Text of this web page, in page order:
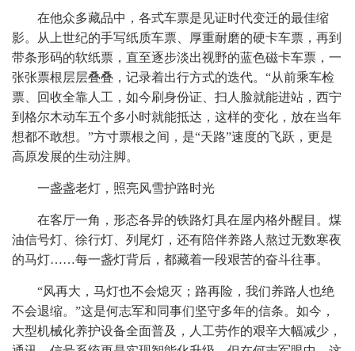
在他众多藏品中，各式车票是见证时代变迁的最佳缩
影。从上世纪的手写纸质车票、厚重耐磨的硬卡车票，再到
带条形码的软纸票，直至逐步淡出视野的蓝色磁卡车票，一
张张票根层层叠叠，记录着出行方式的迭代。“从前乘车检
票、回收全靠人工，如今刷身份证、扫人脸就能进站，西宁
到格尔木动车五个多小时就能抵达，这样的变化，放在当年
想都不敢想。”方寸票根之间，是“天路”速度的飞跃，更是
高原发展的生动注脚。
一盏盏老灯，照亮风雪护路时光
在客厅一角，形态各异的铁路灯具在屋内格外醒目。煤
油信号灯、徐行灯、列尾灯，还有陪伴养路人熬过无数寒夜
的马灯……每一盏灯背后，都藏着一段艰苦的奋斗往事。
“风再大，马灯也不会熄灭；路再险，我们养路人也绝
不会退缩。”这是何志军和同事们坚守多年的信条。如今，
大型机械化养护设备全面普及，人工劳作的艰辛大幅减少，